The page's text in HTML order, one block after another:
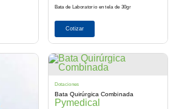
Bata de Laboratorio en tela de 30gr
Cotizar
Dotaciones
Bata Quirúrgica Combinada
Pymedical